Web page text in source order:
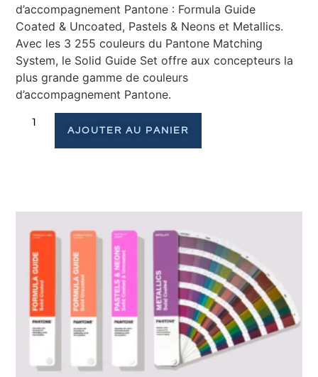
d’accompagnement Pantone : Formula Guide
Coated & Uncoated, Pastels & Neons et Metallics.
Avec les 3 255 couleurs du Pantone Matching
System, le Solid Guide Set offre aux concepteurs la
plus grande gamme de couleurs
d’accompagnement Pantone.
AJOUTER AU PANIER